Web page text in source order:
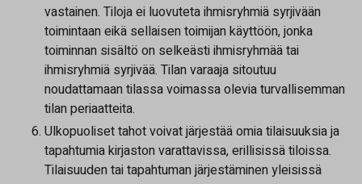
vastainen. Tiloja ei luovuteta ihmisryhmiä syrjivään
toimintaan eikä sellaisen toimijan käyttöön, jonka
toiminnan sisältö on selkeästi ihmisryhmää tai
ihmisryhmiä syrjivää. Tilan varaaja sitoutuu
noudattamaan tilassa voimassa olevia turvallisemman
tilan periaatteita.
Ulkopuoliset tahot voivat järjestää omia tilaisuuksia ja
tapahtumia kirjaston varattavissa, erillisissä tiloissa.
Tilaisuuden tai tapahtuman järjestäminen yleisissä